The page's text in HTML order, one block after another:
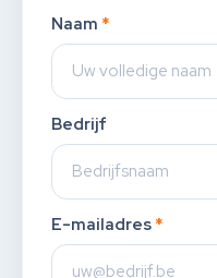
Naam *
Bedrijf
E-mailadres *